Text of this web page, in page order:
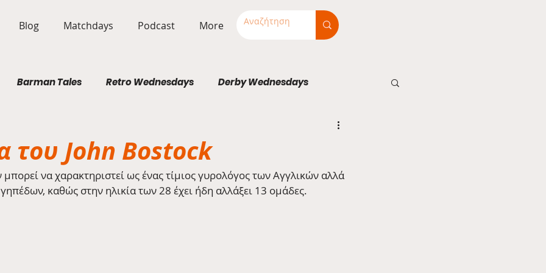
Blog Matchdays Podcast More
Barman Tales Retro Wednesdays Derby Wednesdays
του John Bostock
να χαρακτηριστεί ως ένας τίμιος γυρολόγος των Αγγλικών αλλά
καθώς στην ηλικία των 28 έχει ήδη αλλάξει 13 ομάδες.